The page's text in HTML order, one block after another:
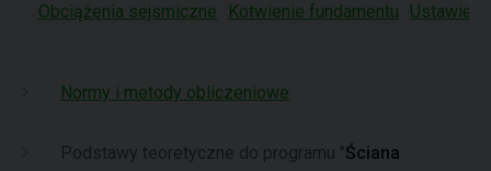
Obciążenia sejsmiczne Kotwienie fundamentu
Normy i metody obliczeniowe
Podstawy teoretyczne do programu "Ściana